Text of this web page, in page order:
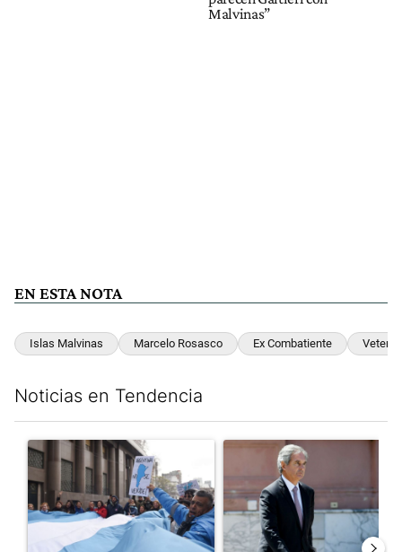
Malvinas”
EN ESTA NOTA
Islas Malvinas Marcelo Rosasco Ex Combatiente
Noticias en Tendencia
Un artículo de tendencia con el título "Incidentes frente al
Un artículo de tendencia con